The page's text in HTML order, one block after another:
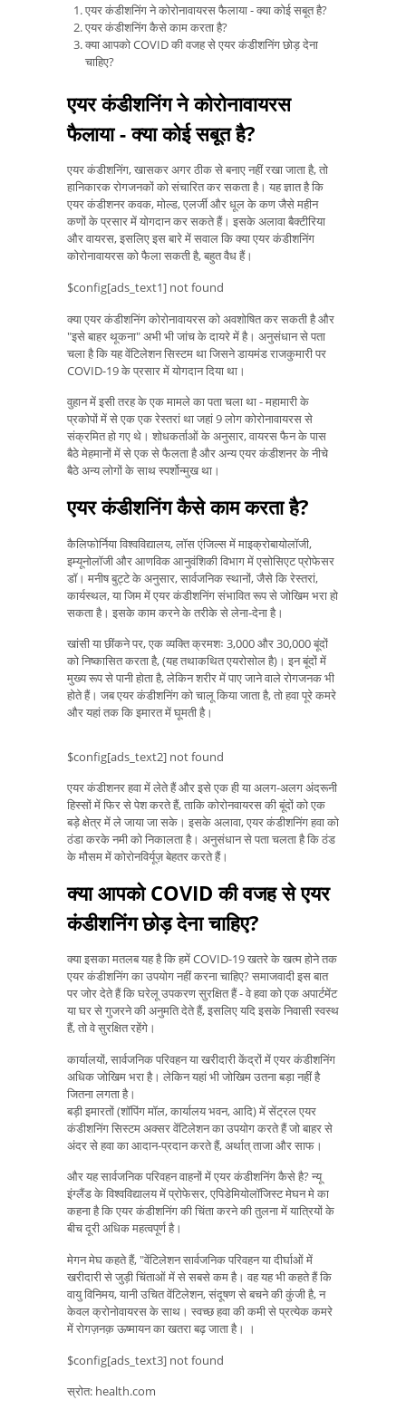
एयर कंडीशनिंग ने कोरोनावायरस फैलाया - क्या कोई सबूत है?
एयर कंडीशनिंग कैसे काम करता है?
क्या आपको COVID की वजह से एयर कंडीशनिंग छोड़ देना
चाहिए?
एयर कंडीशनिंग ने कोरोनावायरस
फैलाया - क्या कोई सबूत है?
एयर कंडीशनिंग, खासकर अगर ठीक से बनाए नहीं रखा जाता है, तो
हानिकारक रोगजनकों को संचारित कर सकता है। यह ज्ञात है कि
एयर कंडीशनर कवक, मोल्ड, एलर्जी और धूल के कण जैसे महीन
कणों के प्रसार में योगदान कर सकते हैं। इसके अलावा बैक्टीरिया
और वायरस, इसलिए इस बारे में सवाल कि क्या एयर कंडीशनिंग
कोरोनावायरस को फैला सकती है, बहुत वैध हैं।
$config[ads_text1] not found
क्या एयर कंडीशनिंग कोरोनावायरस को अवशोषित कर सकती है और
"इसे बाहर थूकना" अभी भी जांच के दायरे में है। अनुसंधान से पता
चला है कि यह वेंटिलेशन सिस्टम था जिसने डायमंड राजकुमारी पर
COVID-19 के प्रसार में योगदान दिया था।
वुहान में इसी तरह के एक मामले का पता चला था - महामारी के
प्रकोपों ​​में से एक एक रेस्तरां था जहां 9 लोग कोरोनावायरस से
संक्रमित हो गए थे। शोधकर्ताओं के अनुसार, वायरस फैन के पास
बैठे मेहमानों में से एक से फैलता है और अन्य एयर कंडीशनर के नीचे
बैठे अन्य लोगों के साथ स्पर्शोन्मुख था।
एयर कंडीशनिंग कैसे काम करता है?
कैलिफोर्निया विश्वविद्यालय, लॉस एंजिल्स में माइक्रोबायोलॉजी,
इम्यूनोलॉजी और आणविक आनुवंशिकी विभाग में एसोसिएट प्रोफेसर
डॉ। मनीष बुट्टे के अनुसार, सार्वजनिक स्थानों, जैसे कि रेस्तरां,
कार्यस्थल, या जिम में एयर कंडीशनिंग संभावित रूप से जोखिम भरा हो
सकता है। इसके काम करने के तरीके से लेना-देना है।
खांसी या छींकने पर, एक व्यक्ति क्रमशः 3,000 और 30,000 बूंदों
को निष्कासित करता है, (यह तथाकथित एयरोसोल है)। इन बूंदों में
मुख्य रूप से पानी होता है, लेकिन शरीर में पाए जाने वाले रोगजनक भी
होते हैं। जब एयर कंडीशनिंग को चालू किया जाता है, तो हवा पूरे कमरे
और यहां तक ​​कि इमारत में घूमती है।
$config[ads_text2] not found
एयर कंडीशनर हवा में लेते हैं और इसे एक ही या अलग-अलग अंदरूनी
हिस्सों में फिर से पेश करते हैं, ताकि कोरोनवायरस की बूंदों को एक
बड़े क्षेत्र में ले जाया जा सके। इसके अलावा, एयर कंडीशनिंग हवा को
ठंडा करके नमी को निकालता है। अनुसंधान से पता चलता है कि ठंड
के मौसम में कोरोनविर्यूज़ बेहतर करते हैं।
क्या आपको COVID की वजह से एयर
कंडीशनिंग छोड़ देना चाहिए?
क्या इसका मतलब यह है कि हमें COVID-19 खतरे के खत्म होने तक
एयर कंडीशनिंग का उपयोग नहीं करना चाहिए? समाजवादी इस बात
पर जोर देते हैं कि घरेलू उपकरण सुरक्षित हैं - वे हवा को एक अपार्टमेंट
या घर से गुजरने की अनुमति देते हैं, इसलिए यदि इसके निवासी स्वस्थ
हैं, तो वे सुरक्षित रहेंगे।
कार्यालयों, सार्वजनिक परिवहन या खरीदारी केंद्रों में एयर कंडीशनिंग
अधिक जोखिम भरा है। लेकिन यहां भी जोखिम उतना बड़ा नहीं है
जितना लगता है।
बड़ी इमारतों (शॉपिंग मॉल, कार्यालय भवन, आदि) में सेंट्रल एयर
कंडीशनिंग सिस्टम अक्सर वेंटिलेशन का उपयोग करते हैं जो बाहर से
अंदर से हवा का आदान-प्रदान करते हैं, अर्थात् ताजा और साफ।
और यह सार्वजनिक परिवहन वाहनों में एयर कंडीशनिंग कैसे है? न्यू
इंग्लैंड के विश्वविद्यालय में प्रोफेसर, एपिडेमियोलॉजिस्ट मेघन मे का
कहना है कि एयर कंडीशनिंग की चिंता करने की तुलना में यात्रियों के
बीच दूरी अधिक महत्वपूर्ण है।
मेगन मेघ कहते हैं, "वेंटिलेशन सार्वजनिक परिवहन या दीर्घाओं में
खरीदारी से जुड़ी चिंताओं में से सबसे कम है। वह यह भी कहते हैं कि
वायु विनिमय, यानी उचित वेंटिलेशन, संदूषण से बचने की कुंजी है, न
केवल क्रोनोवायरस के साथ। स्वच्छ हवा की कमी से प्रत्येक कमरे
में रोगज़नक़ ऊष्मायन का खतरा बढ़ जाता है। ।
$config[ads_text3] not found
स्रोत: health.com